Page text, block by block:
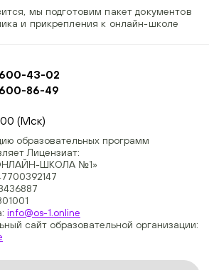
мы подготовим пакет документов
и прикрепления к онлайн-школе
43-02
86-49
(Мск)
образовательных программ
Лицензиат:
ШКОЛА №1»
info@os-1.online
сайт образовательной организации: